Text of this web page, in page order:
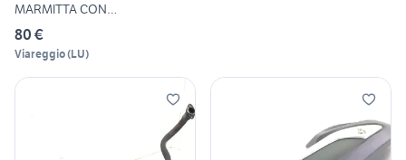
MARMITTA CON
AMMACCATURA 20
80 €
Viareggio(LU)